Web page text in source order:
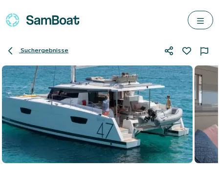
Suchergebnisse